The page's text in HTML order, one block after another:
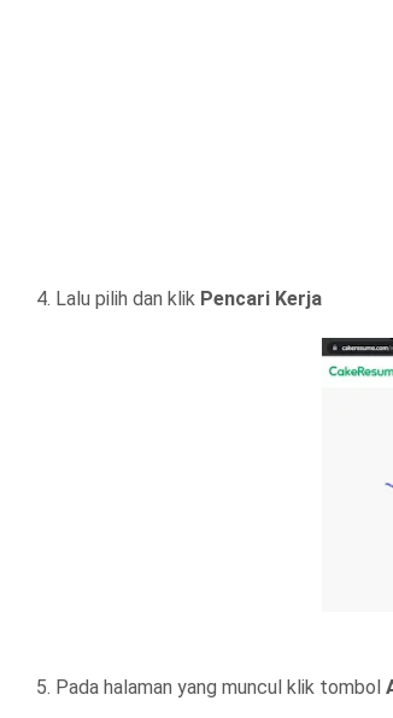
4. Lalu pilih dan klik Pencari Kerja
5. Pada halaman yang muncul klik tombol